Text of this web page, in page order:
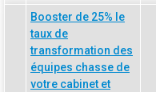
Booster de 25% le
taux de
transformation des
équipes chasse de
votre cabinet et